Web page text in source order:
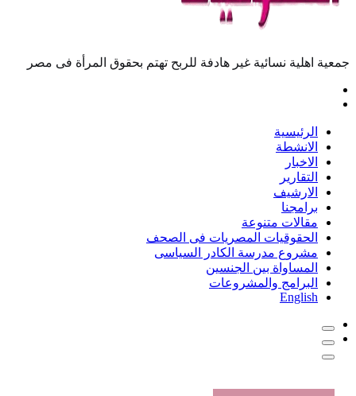
جمعية اهلية نسائية غير هادفة للربح تهتم بحقوق المرأة فى مصر
الرئيسية
الانشطة
الاخبار
التقارير
الارشيف
برامجنا
مقالات متنوعة
الحقوقيات المصريات فى الصحف
مشروع مدرسة الكادر السياسى
المساواة بين الجنسين
البرامج والمشروعات
English